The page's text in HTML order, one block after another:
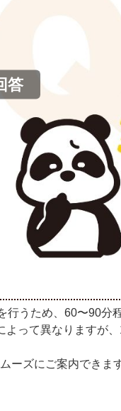
答
行うため、60〜90分
よって異なりますが
ーズにご案内できま